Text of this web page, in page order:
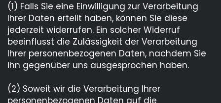
(1) Falls Sie eine Einwilligung zur Verarbeitung
Ihrer Daten erteilt haben, können Sie diese
jederzeit widerrufen. Ein solcher Widerruf
beeinflusst die Zulässigkeit der Verarbeitung
Ihrer personenbezogenen Daten, nachdem Sie
ihn gegenüber uns ausgesprochen haben.
(2) Soweit wir die Verarbeitung Ihrer
personenbezogenen Daten auf die